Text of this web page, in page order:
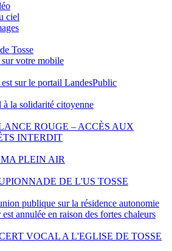
ciel
Tosse
sur votre mobile
est sur le portail LandesPublic
à la solidarité citoyenne
ROUGE – ACCÈS AUX
INTERDIT
PLEIN AIR
DE L'US TOSSE
publique sur la résidence autonomie
est annulée en raison des fortes chaleurs
VOCAL A L'EGLISE DE TOSSE